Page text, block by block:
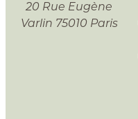
20 Rue Eugène
Varlin 75010 Paris